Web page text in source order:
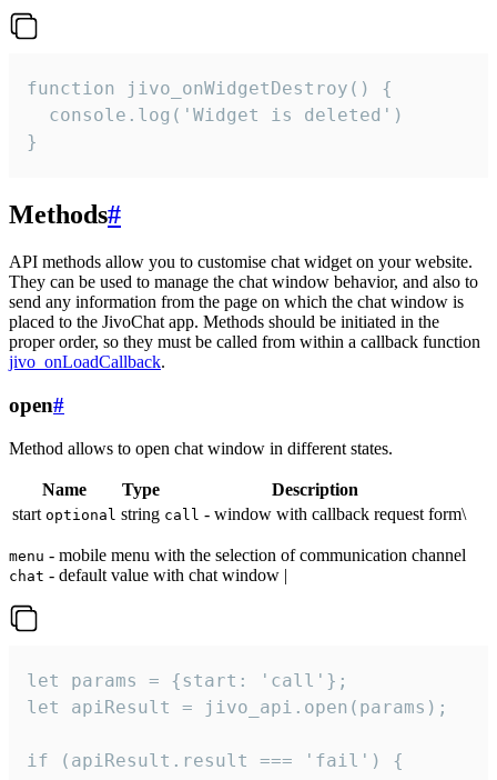
function jivo_onWidgetDestroy() {
  console.log('Widget is deleted')
}
Methods#
API methods allow you to customise chat widget on your website.
They can be used to manage the chat window behavior, and also to
send any information from the page on which the chat window is
placed to the JivoChat app. Methods should be initiated in the
proper order, so they must be called from within a callback function
jivo_onLoadCallback.
open#
Method allows to open chat window in different states.
Name Type
Description
start optional string call - window with callback request form\
menu - mobile menu with the selection of communication channel
chat - default value with chat window |
let params = {start: 'call'};
let apiResult = jivo_api.open(params);
if (apiResult.result === 'fail') {